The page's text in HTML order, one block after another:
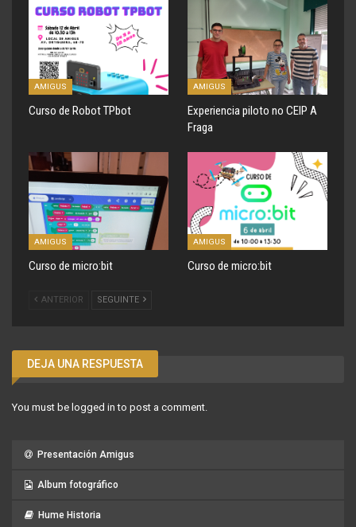
AMIGUS
Curso de Robot TPbot
AMIGUS
Experiencia piloto no CEIP A
Fraga
AMIGUS
Curso de micro:bit
AMIGUS
Curso de micro:bit
ANTERIOR SEGUINTE
DEJA UNA RESPUESTA
You must be logged in to post a comment.
Presentación Amigus
Album fotográfico
Hume Historia